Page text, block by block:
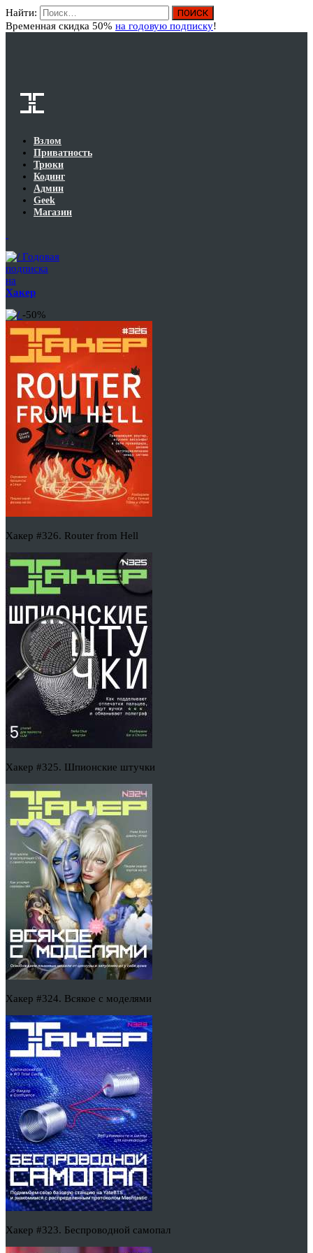
Найти:
Временная скидка 50% на годовую подписку!
Взлом
Приватность
Трюки
Кодинг
Админ
Geek
Магазин
Годовая
подписка
на
Хакер
-50%
Хакер #326. Router from Hell
Хакер #325. Шпионские штучки
Хакер #324. Всякое с моделями
Хакер #323. Беспроводной самопал